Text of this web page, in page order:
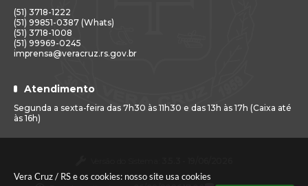
Vera Cruz / RS e os cookies: nosso site usa cookies
(51) 3718-1222
(51) 99851-0387 (Whats)
(51) 3718-1008
(51) 99969-0245
imprensa@veracruz.rs.gov.br
Atendimento
Segunda a sexta-feira das 7h30 às 11h30 e das 13h às 17h (Caixa até
às 16h)